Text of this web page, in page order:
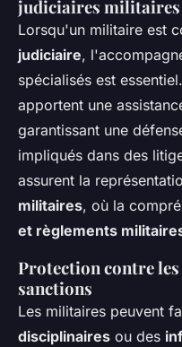
judiciaires militaires
Lorsqu'un militaire est
judiciaire,
spécialisés est
apportent une
garantissant une
impliqués dans des
assurent la
militaires, où la
et règlements
Protection contre
sanctions
Les militaires peuvent
disciplinaires ou des